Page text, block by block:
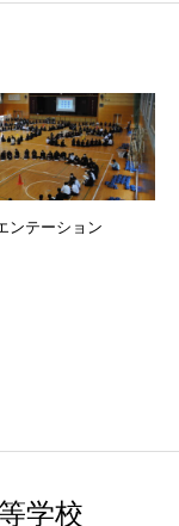
ンテーション
学校